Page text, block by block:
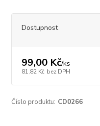
Dostupnost
99,00 Kč/ks
81,82 Kč bez DPH
Číslo produktu: CD0266